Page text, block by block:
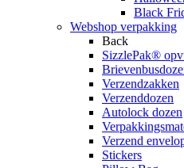
Black
Webshop verpakking
Back
SizzlePak®
Verzendzakken
Verzenddozen
Autolock dozen
Verzend
Stickers